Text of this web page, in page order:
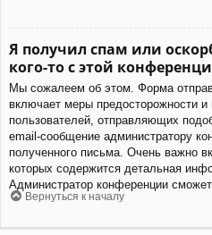
Я получил спам или
кого-то с этой
Мы сожалеем об этом. Форма
включает меры предосторожности
пользователей, отправляющих
email-сообщение администратору
полученного письма. Очень важно
которых содержится детальная
Администратор конференции
Вернуться к началу